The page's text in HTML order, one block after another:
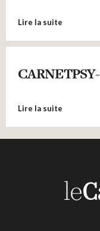
Lire la suite
Lire la suite